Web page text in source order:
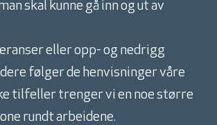
skal kunne gå inn og ut av
eller opp- og nedrigg
følger de henvisninger våre
tilfeller trenger vi en noe større
rundt arbeidene.